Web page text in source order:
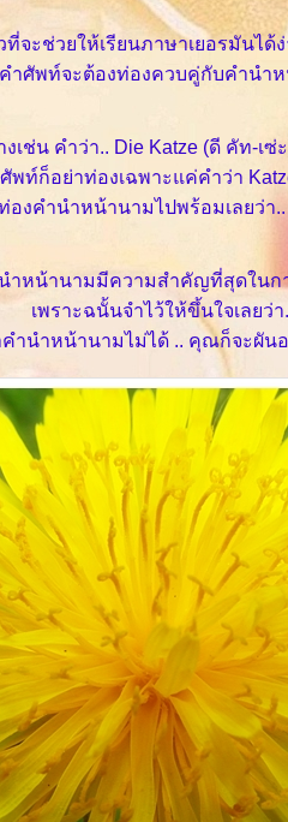
ที่จะช่วยให้เรียนภาษาเยอรมันได้
คำศัพท์จะต้องท่องควบคู่กับคำนำ
เช่น คำว่า.. Die Katze (ดี คัท-เซ่
พท์ก็อย่าท่องเฉพาะแค่คำว่า
งคำนำหน้านามไปพร้อมเลยว่า..
ำหน้านามมีความสำคัญที่สุดในก
เพราะฉนั้นจำไว้ให้ขึ้นใจเลยว่า
ำนำหน้านามไม่ได้ .. คุณก็จะผัน